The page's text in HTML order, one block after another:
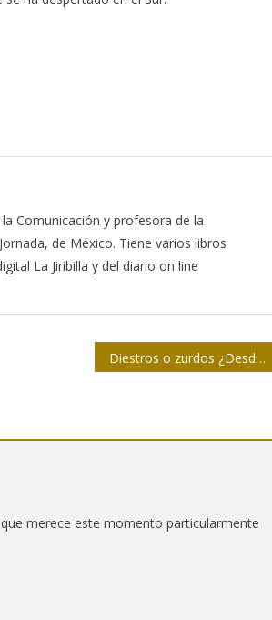
Comunicación y profesora de la
de México. Tiene varios libros
La Jiribilla y del diario on line
Diestros o zurdos ¿Desde cuándo?
merece este momento particularmente